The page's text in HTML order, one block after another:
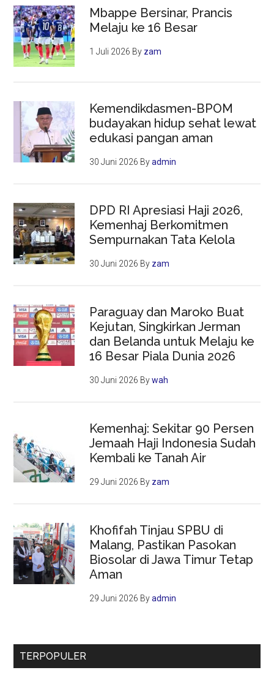
Mbappe Bersinar, Prancis
Melaju ke 16 Besar
1 Juli 2026 By zam
Kemendikdasmen-BPOM
budayakan hidup sehat lewat
edukasi pangan aman
30 Juni 2026 Byadmin
DPD RI Apresiasi Haji 2026,
Kemenhaj Berkomitmen
Sempurnakan Tata Kelola
30 Juni 2026 By zam
Paraguay dan Maroko Buat
Kejutan, Singkirkan Jerman
dan Belanda untuk Melaju ke
16 Besar Piala Dunia 2026
30 Juni 2026 Bywah
Kemenhaj: Sekitar 90 Persen
Jemaah Haji Indonesia Sudah
Kembali ke Tanah Air
29 Juni 2026 By zam
Khofifah Tinjau SPBU di
Malang, Pastikan Pasokan
Biosolar di Jawa Timur Tetap
Aman
29 Juni 2026 Byadmin
TERPOPULER